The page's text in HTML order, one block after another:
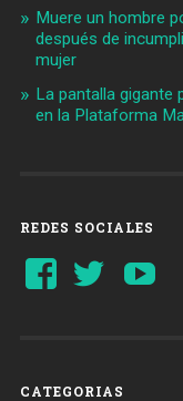
Muere un hombre
después de
mujer
La pantalla gigante
en la Plataforma
REDES SOCIALES
Ver
perfil
Ver
perfil
CATEGORIAS